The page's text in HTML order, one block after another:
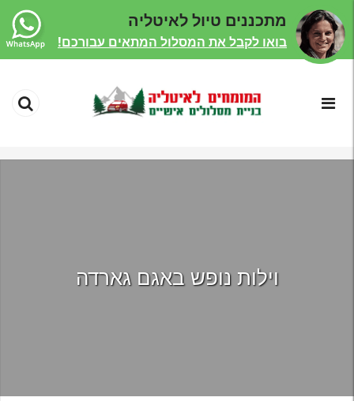
וילות נופש באגם גארדה
מתכננים טיול לאיטליה
בואו לקבל את המסלול המתאים עבורכם!